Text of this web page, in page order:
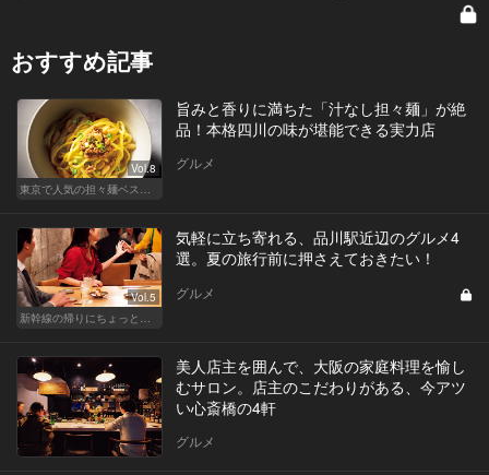
おすすめ記事
Vol.8
東京で人気の担々麺ベストセレクション！
旨みと香りに満ちた「汁なし担々麺」が絶
品！本格四川の味が堪能できる実力店
グルメ
Vol.5
新幹線の帰りにちょっと１杯！東京駅、品川からアクセスがいい人気店
気軽に立ち寄れる、品川駅近辺のグルメ4
選。夏の旅行前に押さえておきたい！
グルメ
美人店主を囲んで、大阪の家庭料理を愉し
むサロン。店主のこだわりがある、今アツ
い心斎橋の4軒
グルメ